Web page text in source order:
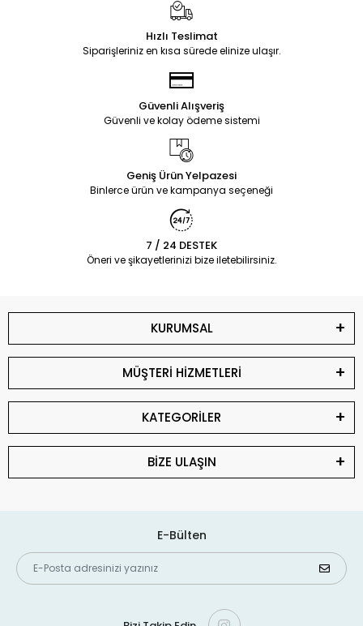
Hızlı Teslimat
Siparişleriniz en kısa sürede elinize ulaşır.
Güvenli Alışveriş
Güvenli ve kolay ödeme sistemi
Geniş Ürün Yelpazesi
Binlerce ürün ve kampanya seçeneği
7 / 24 DESTEK
Öneri ve şikayetlerinizi bize iletebilirsiniz.
KURUMSAL
MÜŞTERİ HİZMETLERİ
KATEGORİLER
BİZE ULAŞIN
E-Bülten